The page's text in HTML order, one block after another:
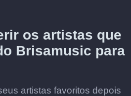
os artistas que
Brisamusic para
artistas favoritos depois